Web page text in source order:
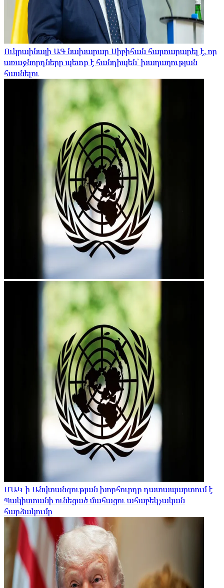
Ուկրաինայի ԱԳ նախարար Սիբիհան հայտարարել է, որ
առաջնորդները պետք է հանդիպեն՝ խաղաղության
հասնելու
ՄԱԿ-ի Անվտանգության խորհուրդը դատապարտում է
Պակիստանի ունեցած մահացու ահաբեկչական
հարձակումը